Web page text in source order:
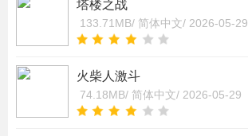
塔楼之战
133.71MB/ 简体中文/ 2026-05-29
火柴人激斗
74.18MB/ 简体中文/ 2026-05-29